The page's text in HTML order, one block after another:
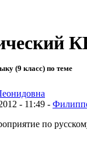
(9 класс) по теме
- 11:49 -
по